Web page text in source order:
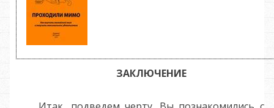
ЗАКЛЮЧЕНИЕ